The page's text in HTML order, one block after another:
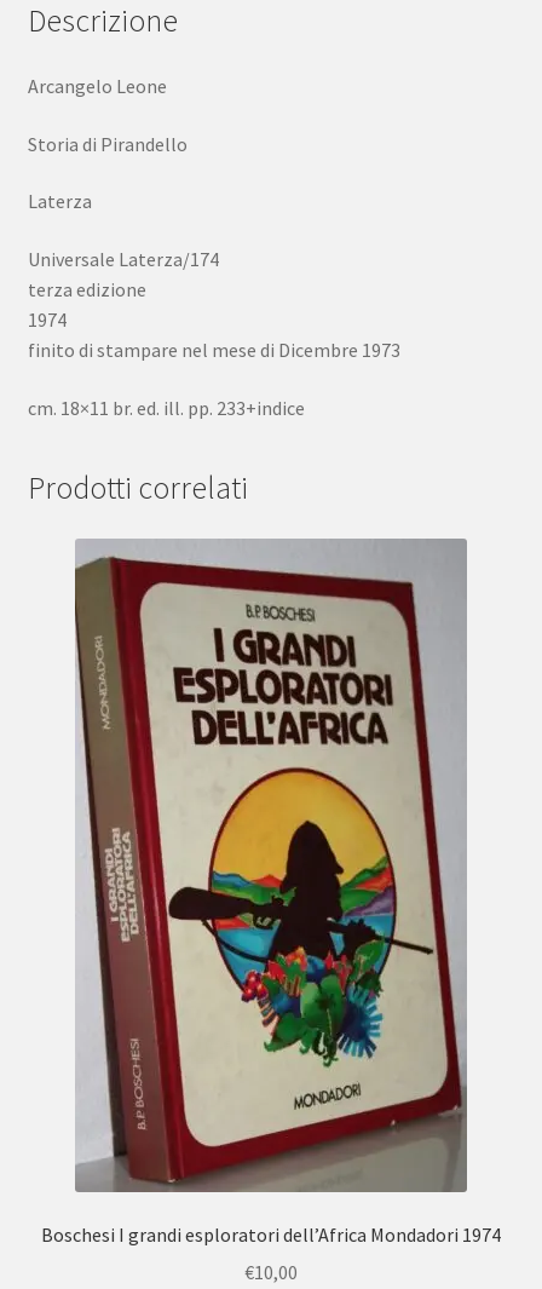
Descrizione
Arcangelo Leone
Storia di Pirandello
Laterza
Universale Laterza/174
terza edizione
1974
finito di stampare nel mese di Dicembre 1973
cm. 18×11 br. ed. ill. pp. 233+indice
Prodotti correlati
Boschesi I grandi esploratori dell’Africa Mondadori 1974
€10,00